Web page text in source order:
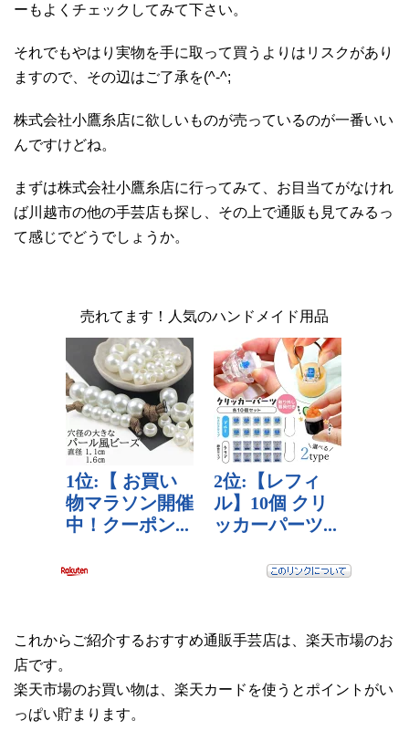
ーもよくチェックしてみて下さい。
それでもやはり実物を手に取って買うよりはリスクがあり
ますので、その辺はご了承を(^-^;
株式会社小鷹糸店に欲しいものが売っているのが一番いい
んですけどね。
まずは株式会社小鷹糸店に行ってみて、お目当てがなけれ
ば川越市の他の手芸店も探し、その上で通販も見てみるっ
て感じでどうでしょうか。
売れてます！人気のハンドメイド用品
これからご紹介するおすすめ通販手芸店は、楽天市場のお
店です。
楽天市場のお買い物は、楽天カードを使うとポイントがい
っぱい貯まります。